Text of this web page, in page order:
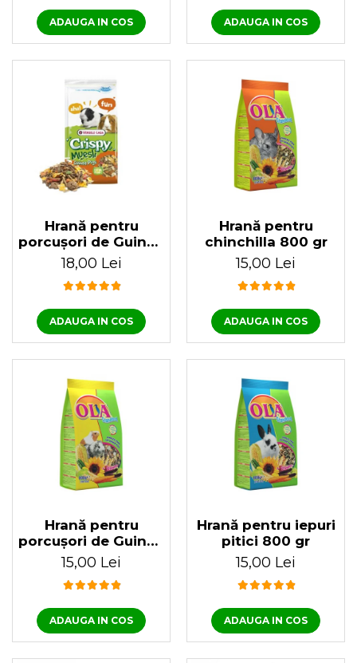
ADAUGA IN COS ADAUGA IN COS
Hrană pentru
porcușori de Guinea
Crispy Muesli 1 KG
18,00 Lei
ADAUGA IN COS
Hrană pentru
chinchilla 800 gr
15,00 Lei
ADAUGA IN COS
Hrană pentru
porcușori de Guinea
800 gr
15,00 Lei
ADAUGA IN COS
Hrană pentru iepuri
pitici 800 gr
15,00 Lei
ADAUGA IN COS